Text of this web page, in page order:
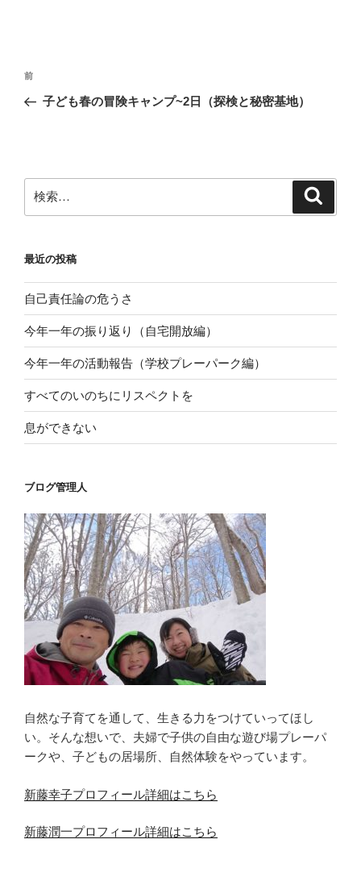
投
ナ
ー
シ
前
の
前
子ども春の冒険キャンプ~2日（探検と秘密基地）
索:
最近の投稿
自己責任論の危うさ
今年一年の振り返り（自宅開放編）
今年一年の活動報告（学校プレーパーク編）
すべてのいのちにリスペクトを
息ができない
ブログ管理人
自然な子育てを通して、生きる力をつけていってほし
い。そんな想いで、夫婦で子供の自由な遊び場プレーパ
ークや、子どもの居場所、自然体験をやっています。
新藤幸子プロフィール詳細はこちら
新藤潤一プロフィール詳細はこちら